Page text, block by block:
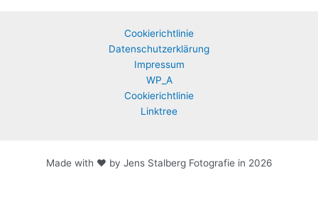
Cookierichtlinie
Datenschutzerklärung
Impressum
WP_A
Cookierichtlinie
Linktree
Made with ♥ by Jens Stalberg Fotografie in 2026